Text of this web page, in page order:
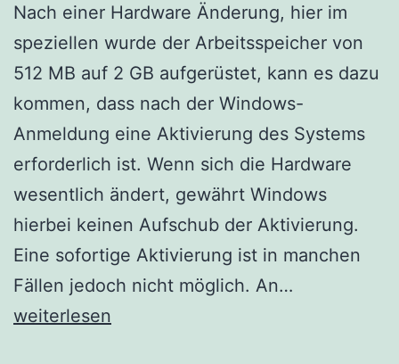
Nach einer Hardware Änderung, hier im
speziellen wurde der Arbeitsspeicher von
512 MB auf 2 GB aufgerüstet, kann es dazu
kommen, dass nach der Windows-
Anmeldung eine Aktivierung des Systems
erforderlich ist. Wenn sich die Hardware
wesentlich ändert, gewährt Windows
hierbei keinen Aufschub der Aktivierung.
Eine sofortige Aktivierung ist in manchen
Fällen jedoch nicht möglich. An…
weiterlesen